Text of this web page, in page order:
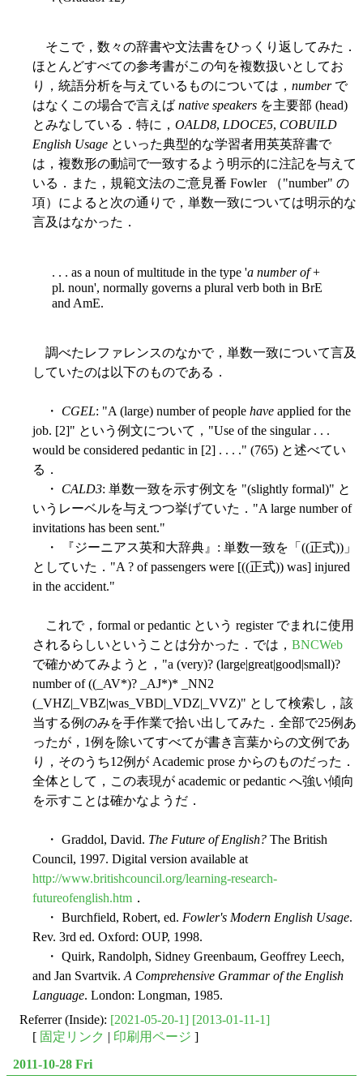
そこで，数々の辞書や文法書をひっくり返してみた．
ほとんどすべての参考書がこの句を複数扱いとしてお
り，統語分析を与えているものについては， numberで
はなくこの場合で言えば native speakers を主要部 (head)
とみなしている．特に， OALD8, LDOCE5, COBUILD
English Usage といった典型的な学習者用英英辞書で
は，複数形の動詞で一致するよう明示的に注記を与えて
いる．また，規範文法のご意見番 Fowler （"number" の
項）によると次の通りで，単数一致については明示的な
言及はなかった．
. . . as a noun of multitude in the type 'a number of+
pl. noun', normally governs a plural verb both in BrE
and AmE.
調べたレファレンスのなかで，単数一致について言及
していたのは以下のものである．
・ CGEL: "A (large) number of people have applied for the
job. [2]" という例文について，"Use of the singular . . .
would be considered pedantic in [2] . . . ." (765) と述べてい
る．
・ CALD3: 単数一致を示す例文を "(slightly formal)" と
いうレーベルを与えつつ挙げていた．"A large number of
invitations has been sent."
・ 『ジーニアス英和大辞典』: 単数一致を「((正式))」
としていた．"A ? of passengers were [((正式)) was] injured
in the accident."
これで，formal or pedantic という register でまれに使用
されるらしいということは分かった．では， BNCWeb
で確かめてみようと，"a (very)? (large|great|good|small)?
number of ((_AV*)? _AJ*)* _NN2
(_VHZ|_VBZ|was_VBD|_VDZ|_VVZ)" として検索し，該
当する例のみを手作業で拾い出してみた．全部で25例あ
ったが，1例を除いてすべてが書き言葉からの文例であ
り，そのうち12例が Academic prose からのものだった．
全体として，この表現が academic or pedantic へ強い傾向
を示すことは確かなようだ．
・ Graddol, David. The Future of English? The British
Council, 1997. Digital version available at
http://www.britishcouncil.org/learning-research-
futureofenglish.htm ．
・ Burchfield, Robert, ed. Fowler's Modern English Usage.
Rev. 3rd ed. Oxford: OUP, 1998.
・ Quirk, Randolph, Sidney Greenbaum, Geoffrey Leech,
and Jan Svartvik. A Comprehensive Grammar of the English
Language. London: Longman, 1985.
Referrer (Inside): [2021-05-20-1] [2013-01-11-1]
[ 固定リンク | 印刷用ページ ]
2011-10-28 Fri